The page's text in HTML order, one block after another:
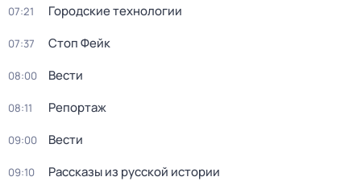
07:21 Городские технологии
07:37 Стоп Фейк
08:00 Вести
08:11 Репортаж
09:00 Вести
09:10 Рассказы из русской истории